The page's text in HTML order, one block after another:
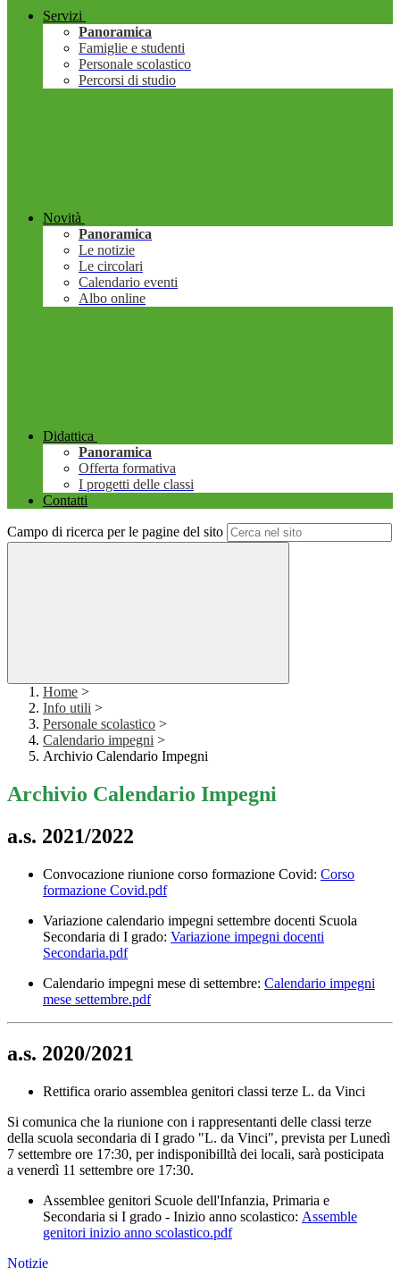
Servizi
Panoramica
Famiglie e studenti
Personale scolastico
Percorsi di studio
Novità
Panoramica
Le notizie
Le circolari
Calendario eventi
Albo online
Didattica
Panoramica
Offerta formativa
I progetti delle classi
Contatti
Campo di ricerca per le pagine del sito
Home >
Info utili >
Personale scolastico >
Calendario impegni >
Archivio Calendario Impegni
Archivio Calendario Impegni
a.s. 2021/2022
Convocazione riunione corso formazione Covid: Corso
formazione Covid.pdf
Variazione calendario impegni settembre docenti Scuola
Secondaria di I grado: Variazione impegni docenti
Secondaria.pdf
Calendario impegni mese di settembre: Calendario impegni
mese settembre.pdf
a.s. 2020/2021
Rettifica orario assemblea genitori classi terze L. da Vinci
Si comunica che la riunione con i rappresentanti delle classi terze
della scuola secondaria di I grado "L. da Vinci", prevista per Lunedì
7 settembre ore 17:30, per indisponibilltà dei locali, sarà posticipata
a venerdì 11 settembre ore 17:30.
Assemblee genitori Scuole dell'Infanzia, Primaria e
Secondaria si I grado - Inizio anno scolastico: Assemble
genitori inizio anno scolastico.pdf
Notizie